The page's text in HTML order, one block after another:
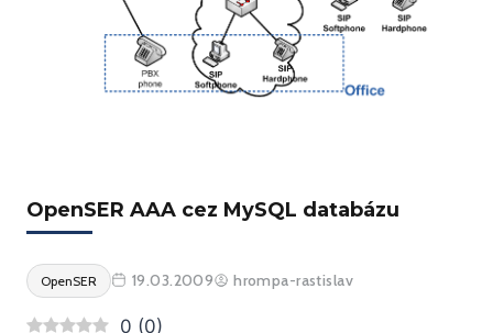
OpenSER AAA cez MySQL databázu
OpenSER 19.03.2009 hrompa-rastislav
0 (0)